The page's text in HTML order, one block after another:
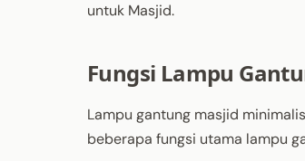
untuk Masjid.
Fungsi Lampu
Lampu gantung masjid
beberapa fungsi utama lampu